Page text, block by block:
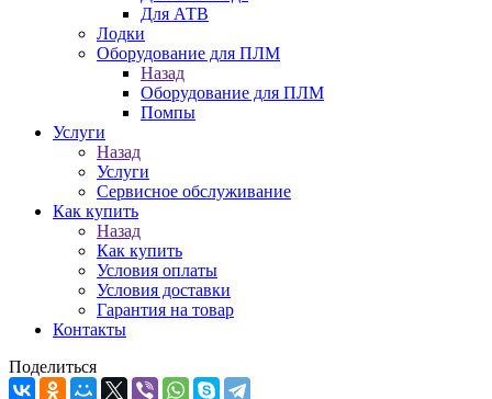
Для АТВ
Лодки
Оборудование для ПЛМ
Назад
Оборудование для ПЛМ
Помпы
Услуги
Назад
Услуги
Сервисное обслуживание
Как купить
Назад
Как купить
Условия оплаты
Условия доставки
Гарантия на товар
Контакты
Поделиться